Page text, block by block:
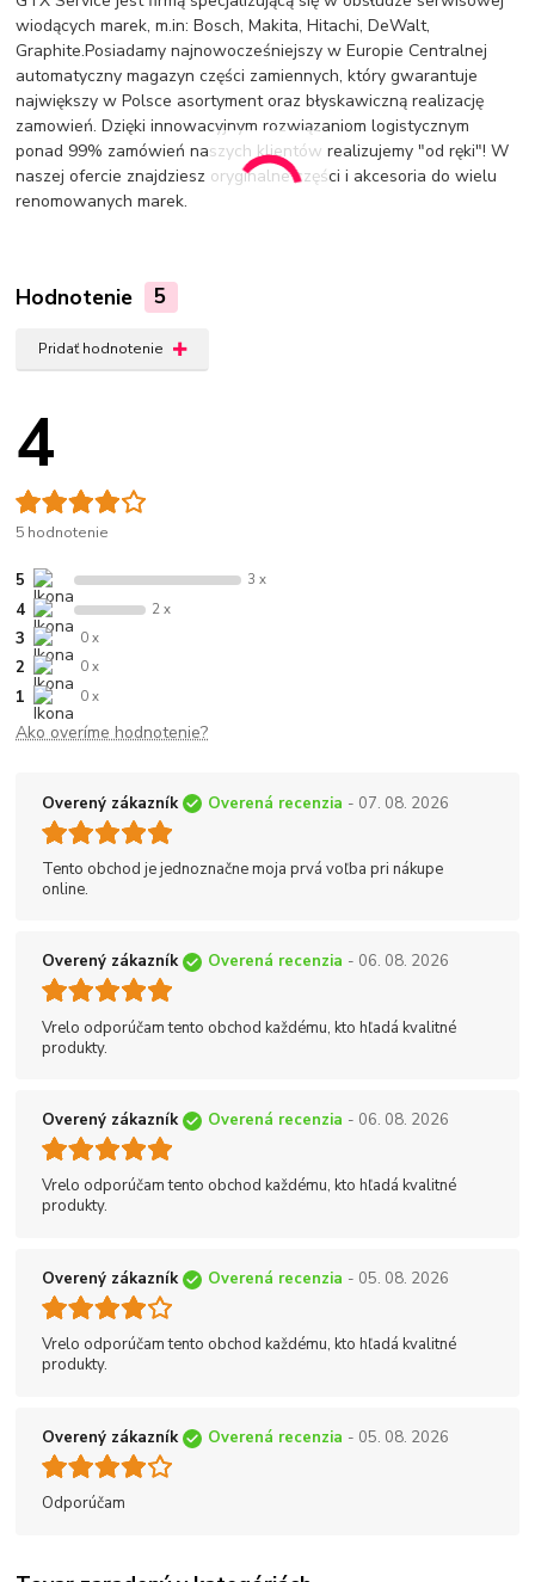
wiodących marek, m.in: Bosch, Makita, Hitachi, DeWalt,
Graphite.Posiadamy najnowocześniejszy w Europie Centralnej
automatyczny magazyn części zamiennych, który gwarantuje
największy w Polsce asortyment oraz błyskawiczną realizację
zamowień. Dzięki innowacyjnym rozwiązaniom logistycznym
ponad 99% zamówień naszych klientów realizujemy "od ręki"! W
naszej ofercie znajdziesz oryginalne części i akcesoria do wielu
renomowanych marek.
Hodnotenie 5
Pridať hodnotenie
4
5 hodnotenie
5 3 x
4 2 x
3 0 x
2 0 x
1 0 x
Ako overíme hodnotenie?
Overený zákazník Overená recenzia - 07. 08. 2026
Tento obchod je jednoznačne moja prvá voľba pri nákupe
online.
Overený zákazník Overená recenzia - 06. 08. 2026
Vrelo odporúčam tento obchod každému, kto hľadá kvalitné
produkty.
Overený zákazník Overená recenzia - 06. 08. 2026
Vrelo odporúčam tento obchod každému, kto hľadá kvalitné
produkty.
Overený zákazník Overená recenzia - 05. 08. 2026
Vrelo odporúčam tento obchod každému, kto hľadá kvalitné
produkty.
Overený zákazník Overená recenzia - 05. 08. 2026
Odporúčam